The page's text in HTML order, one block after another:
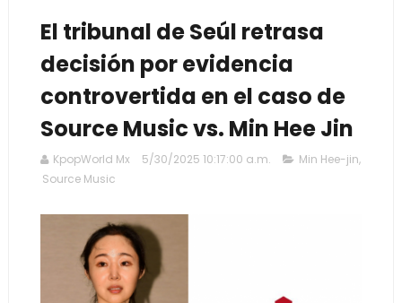
El tribunal de Seúl retrasa
decisión por evidencia
controvertida en el caso de
Source Music vs. Min Hee Jin
KpopWorld Mx 5/30/2025 10:17:00 a.m. Min Hee-jin,
Source Music